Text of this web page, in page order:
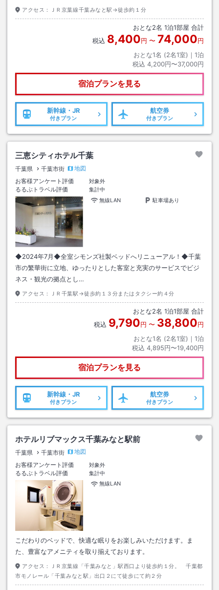
アクセス： ＪＲ京葉線千葉みなと駅→徒歩約１分
おとな2名 1泊1部屋 合計
税込 8,400円 〜 74,000円
おとな1名 (2名1室)｜ 1泊
税込 4,200円〜37,000円
宿泊プランを見る
新幹線・JR
付きプラン
航空券
付きプラン
三恵シティホテル千葉
千葉県 千葉市街
地図
お客様アンケート評価
対象外
るるぶトラベル評価
集計中
無線LAN
駐車場あり
◆2024年7月◆全室シモンズ社製ベッドへリニューアル！◆千葉
市の繁華街に立地、ゆったりとした客室と充実のサービスでビジ
ネス・観光の拠点とし…
アクセス： ＪＲ千葉駅→徒歩約１３分またはタクシー約４分
おとな2名 1泊1部屋 合計
税込 9,790円 〜 38,800円
おとな1名 (2名1室)｜ 1泊
税込 4,895円〜19,400円
宿泊プランを見る
新幹線・JR
付きプラン
航空券
付きプラン
ホテルリブマックス千葉みなと駅前
千葉県 千葉市街
地図
お客様アンケート評価
対象外
るるぶトラベル評価
集計中
無線LAN
こだわりのベッドで、快適な眠りをお楽しみいただけます。ま
た、豊富なアメニティを取り揃えております。
アクセス：
ＪＲ京葉線「千葉みなと」駅西口より徒歩約１分。 千葉都
市モノレール「千葉みなと駅」出口２にて徒歩にて約２分